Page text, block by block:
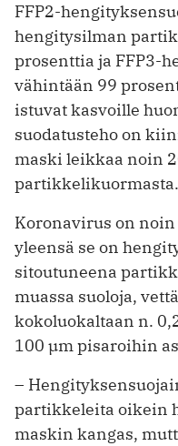
FFP2-
hengitysilman
prosenttia ja FFP3-
vähintään 99
istuvat kasvoille
suodatusteho on
maski leikkaa noin
partikkelikuormasta.
Koronavirus on
yleensä se on
sitoutuneena
muassa suoloja,
kokoluokaltaan n.
100 µm pisaroihin
–
partikkeleita oikein
maskin kangas,